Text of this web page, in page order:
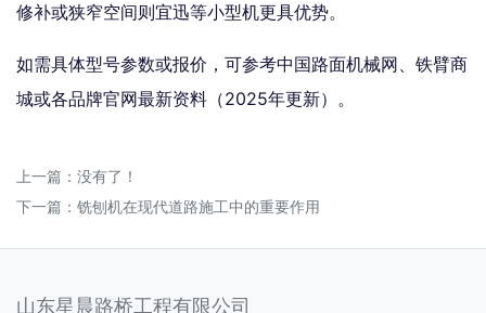
修补或狭窄空间则宜迅等小型机更具优势。
如需具体型号参数或报价，可参考中国路面机械网、铁臂商
城或各品牌官网最新资料（2025年更新）。
上一篇：没有了！
下一篇： 铣刨机在现代道路施工中的重要作用
山东星晨路桥工程有限公司